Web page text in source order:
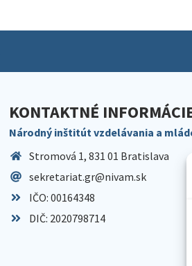
KONTAKTNÉ
Národný inštitút vzdelávania a
Stromová 1, 831 01 Bratislava
sekretariat.gr@nivam.sk
IČO: 00164348
DIČ: 2020798714